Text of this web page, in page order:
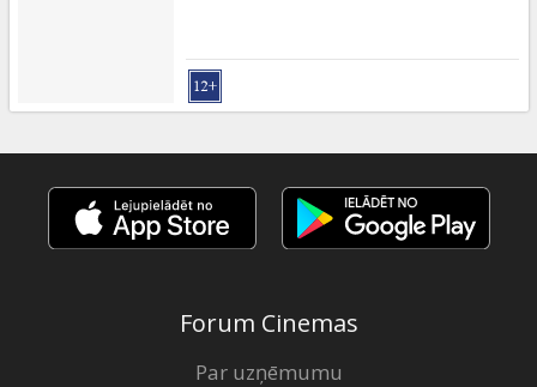
Forum Cinemas
Par uzņēmumu